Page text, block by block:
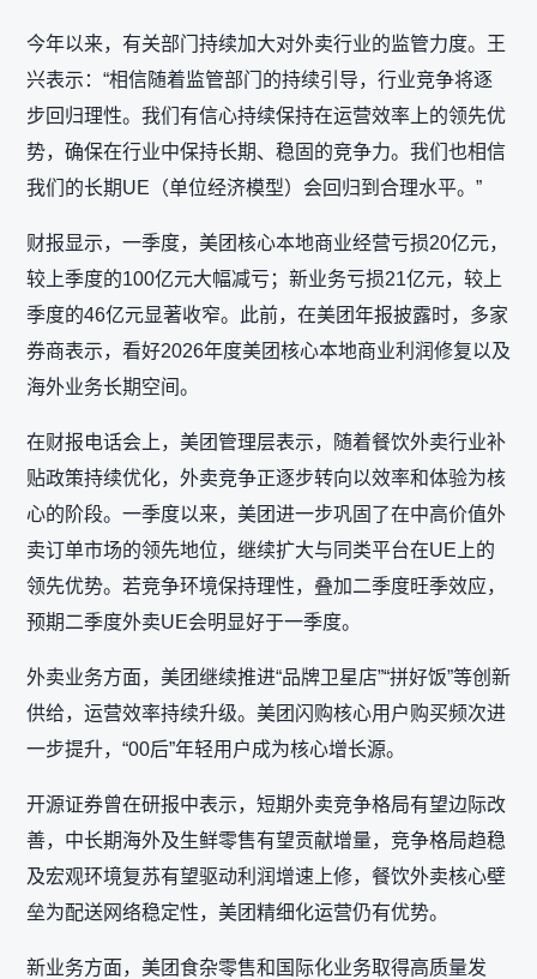
今年以来，有关部门持续加大对外卖行业的监管力度。王
兴表示：“相信随着监管部门的持续引导，行业竞争将逐
步回归理性。我们有信心持续保持在运营效率上的领先优
势，确保在行业中保持长期、稳固的竞争力。我们也相信
我们的长期UE（单位经济模型）会回归到合理水平。”
财报显示，一季度，美团核心本地商业经营亏损20亿元，
较上季度的100亿元大幅减亏；新业务亏损21亿元，较上
季度的46亿元显著收窄。此前，在美团年报披露时，多家
券商表示，看好2026年度美团核心本地商业利润修复以及
海外业务长期空间。
在财报电话会上，美团管理层表示，随着餐饮外卖行业补
贴政策持续优化，外卖竞争正逐步转向以效率和体验为核
心的阶段。一季度以来，美团进一步巩固了在中高价值外
卖订单市场的领先地位，继续扩大与同类平台在UE上的
领先优势。若竞争环境保持理性，叠加二季度旺季效应，
预期二季度外卖UE会明显好于一季度。
外卖业务方面，美团继续推进“品牌卫星店”“拼好饭”等创新
供给，运营效率持续升级。美团闪购核心用户购买频次进
一步提升，“00后”年轻用户成为核心增长源。
开源证券曾在研报中表示，短期外卖竞争格局有望边际改
善，中长期海外及生鲜零售有望贡献增量，竞争格局趋稳
及宏观环境复苏有望驱动利润增速上修，餐饮外卖核心壁
垒为配送网络稳定性，美团精细化运营仍有优势。
新业务方面，美团食杂零售和国际化业务取得高质量发